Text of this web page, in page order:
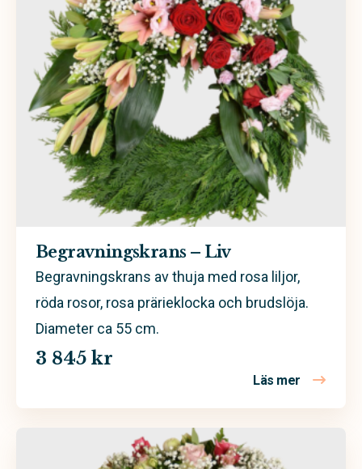
Begravningskrans – Liv
Begravningskrans av thuja med rosa liljor,
röda rosor, rosa prärieklocka och brudslöja.
Diameter ca 55 cm.
3 845 kr
Läs mer om